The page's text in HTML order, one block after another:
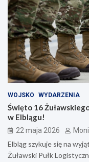
WOJSKO WYDARZENIA
Święto 16
w Elblągu!
22 maja 2026
Elbląg szykuje się na
Żuławski Pułk